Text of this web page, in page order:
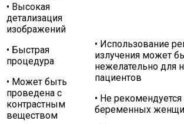
• Высокая
детализация
изображений
• Быстрая
процедура
• Может быть
проведена с
контрастным
веществом
• Использование
излучения может
нежелательно для
пациентов
• Не
беременных